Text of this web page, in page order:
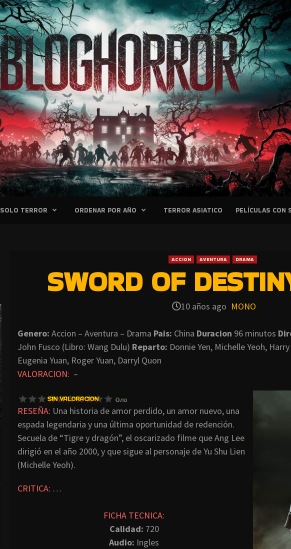
SOLO TERROR ORDENAR POR AÑO TERROR ASIATICO PELÍCULAS CON
ACCION AVENTURA DRAMA
SWORD OF
10 años ago MONO
Genero: Accion – Aventura – Drama Pais: China Duracion 96 minutos
John Fusco (Libro: Wang Dulu) Reparto: Donnie Yen, Michelle Yeoh,
Eugenia Yuan, Roger Yuan, Darryl Quon
VALORACION: –
RESEÑA: Una historia de amor perdido, un amor nuevo, una
espada legendaria y una última oportunidad de redención.
Secuela de “Tigre y dragón”, el oscarizado filme que Ang Lee
dirigió en el año 2000, y que sigue al personaje de Yu Shu Lien
(Michelle Yeoh).
CRITICA: …
FICHA TECNICA:
Calidad: 720
Audio: Ingles